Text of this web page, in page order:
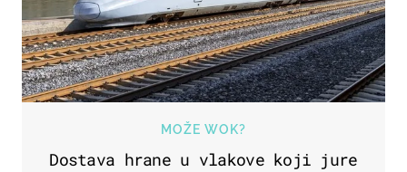
MOŽE WOK?
Dostava hrane u vlakove koji jure